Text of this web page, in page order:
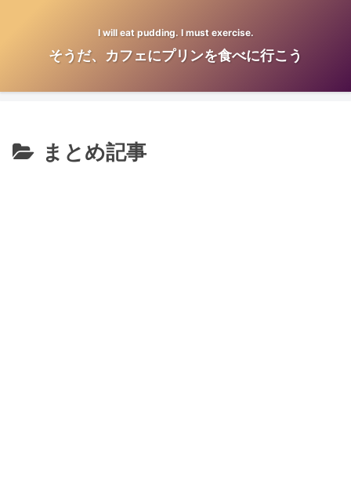
I will eat pudding. I must exercise.
そうだ、カフェにプリンを食べに行こう
まとめ記事